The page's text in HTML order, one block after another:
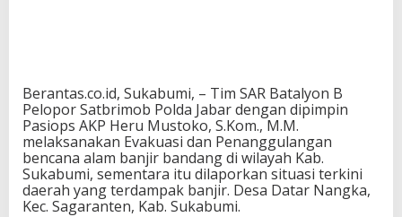
Berantas.co.id, Sukabumi, – Tim SAR Batalyon B
Pelopor Satbrimob Polda Jabar dengan dipimpin
Pasiops AKP Heru Mustoko, S.Kom., M.M.
melaksanakan Evakuasi dan Penanggulangan
bencana alam banjir bandang di wilayah Kab.
Sukabumi, sementara itu dilaporkan situasi terkini
daerah yang terdampak banjir. Desa Datar Nangka,
Kec. Sagaranten, Kab. Sukabumi.